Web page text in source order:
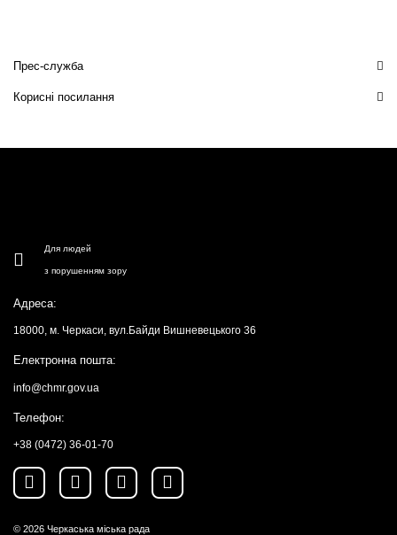
Прес-служба
Корисні посилання
Для людей
з порушенням зору
Адреса:
18000, м. Черкаси, вул.Байди Вишневецького 36
Електронна пошта:
info@chmr.gov.ua
Телефон:
+38 (0472) 36-01-70
© 2026 Черкаська міська рада